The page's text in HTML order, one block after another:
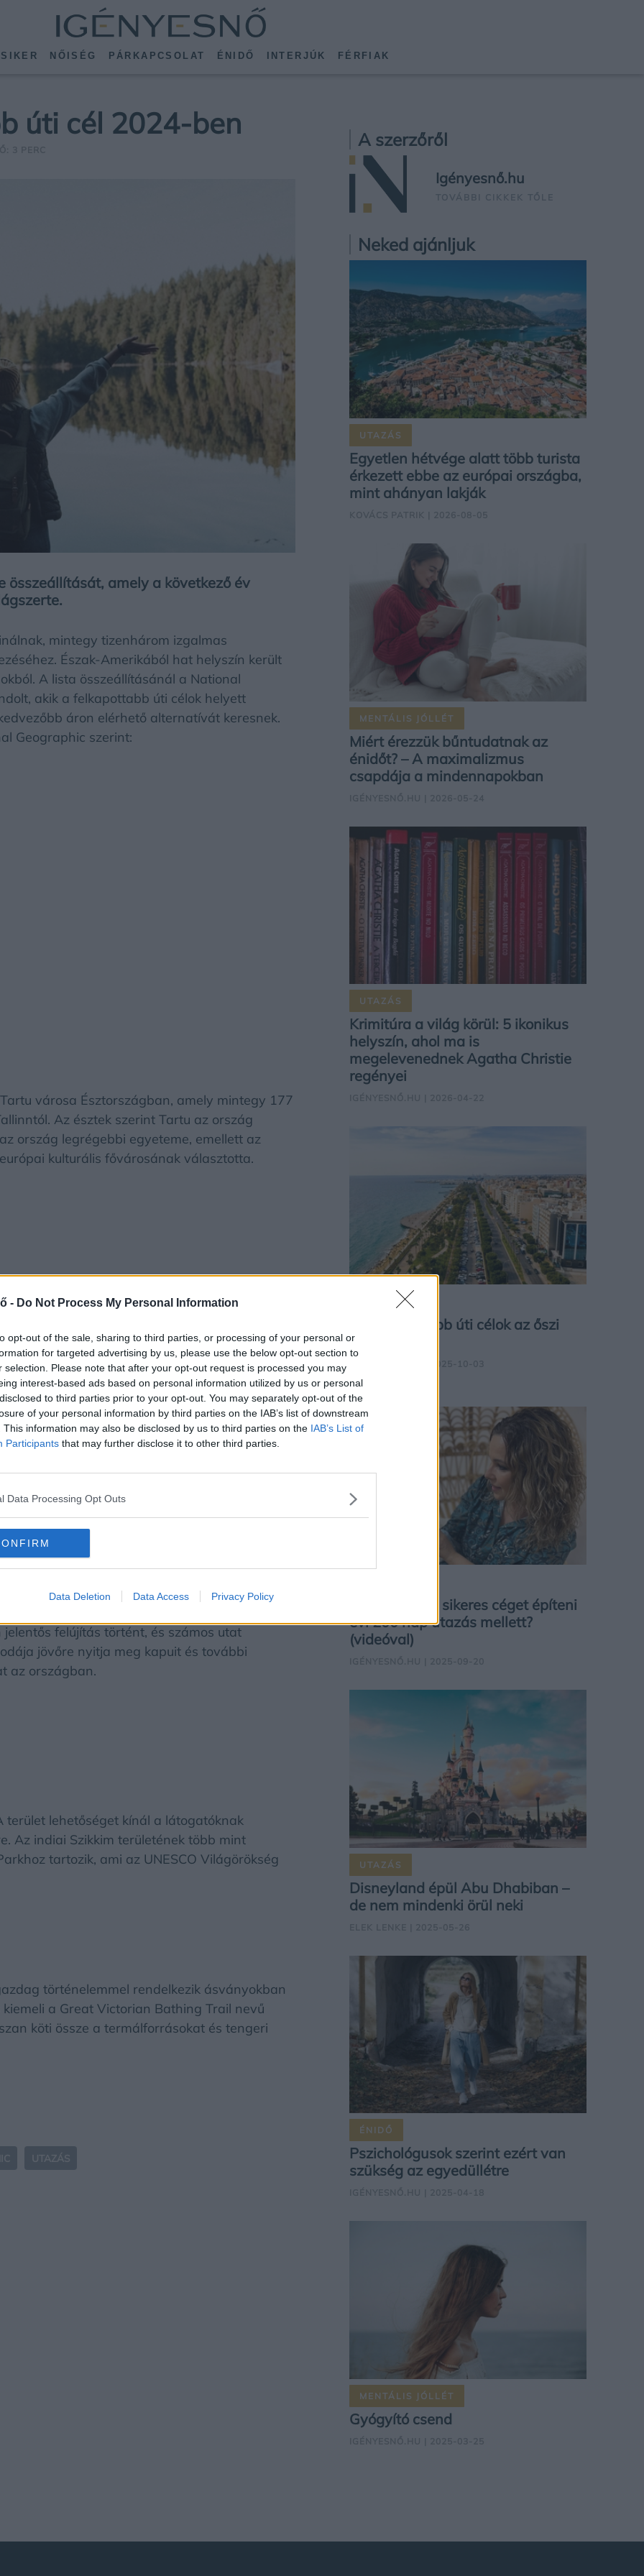
- Do Not Process My Personal Information
opt-out of the sale, sharing to third parties, or processing of your personal or
for targeted advertising by us, please use the below opt-out section to
selection. Please note that after your opt-out request is processed you may
interest-based ads based on personal information utilized by us or personal
to third parties prior to your opt-out. You may separately opt-out of the
of your personal information by third parties on the IAB’s list of downstream
This information may also be disclosed by us to third parties on the IAB’s List of
Participants that may further disclose it to other third parties.
Data Processing Opt Outs
Data Deletion Data Access Privacy Policy
SIKER NŐISÉG PÁRKAPCSOLAT ÉNIDŐ INTERJÚK FÉRFIAK
úti cél 2024-ben
összeállítását, amely a következő év
mintegy tizenhárom izgalmas
Észak-Amerikából hat helyszín került
A lista összeállításánál a National
akik a felkapottabb úti célok helyett
áron elérhető alternatívát keresnek.
Geographic szerint:
városa Észtországban, amely mintegy 177
Az észtek szerint Tartu az ország
ország legrégebbi egyeteme, emellett az
kulturális fővárosának választotta.
állam középső részén élők láthatják az április
San Antonio és Austin a legjobb
amelyre 2024-ben érdemes lesz figyelni.
felújítás történt, és számos utat
jövőre nyitja meg kapuit és további
az országban.
terület lehetőséget kínál a látogatóknak
Az indiai Szikkim területének több mint
tartozik, ami az UNESCO Világörökség
történelemmel rendelkezik ásványokban
a Great Victorian Bathing Trail nevű
köti össze a termálforrásokat és tengeri
UTAZÁS
A szerzőről
Igényesnő.hu
TOVÁBBI CIKKEK TŐLE
Neked ajánljuk
UTAZÁS
Egyetlen hétvége alatt több turista
érkezett ebbe az európai országba,
mint ahányan lakják
MENTÁLIS JÓLLÉT
Miért érezzük bűntudatnak az
énidőt? – A maximalizmus
csapdája a mindennapokban
UTAZÁS
Krimitúra a világ körül: 5 ikonikus
helyszín, ahol ma is
megelevenednek Agatha Christie
regényei
UTAZÁS
Legnépszerűbb úti célok az őszi
szünetben
Hogyan lehet sikeres céget építeni
évi 200 nap utazás mellett?
(videóval)
UTAZÁS
Disneyland épül Abu Dhabiban –
de nem mindenki örül neki
ÉNIDŐ
Pszichológusok szerint ezért van
szükség az egyedüllétre
MENTÁLIS JÓLLÉT
Gyógyító csend